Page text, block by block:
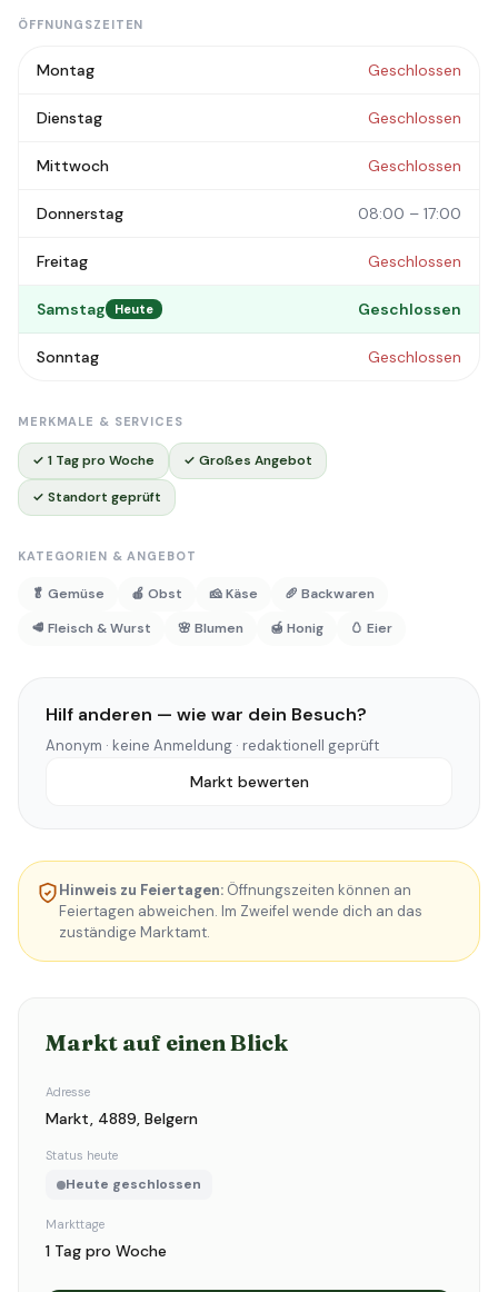
ÖFFNUNGSZEITEN
Montag Geschlossen
Dienstag Geschlossen
Mittwoch Geschlossen
Donnerstag 08:00 – 17:00
Freitag Geschlossen
Samstag Heute Geschlossen
Sonntag Geschlossen
MERKMALE & SERVICES
✓ 1 Tag pro Woche ✓ Großes Angebot
✓ Standort geprüft
KATEGORIEN & ANGEBOT
🥬 Gemüse 🍎 Obst 🧀 Käse
🥖 Backwaren
🥩 Fleisch & Wurst
🌸 Blumen 🍯 Honig 🥚 Eier
Hilf anderen — wie war dein Besuch?
Anonym · keine Anmeldung · redaktionell geprüft
Markt bewerten
Hinweis zu Feiertagen: Öffnungszeiten können an
Feiertagen abweichen. Im Zweifel wende dich an das
zuständige Marktamt.
Markt auf einen Blick
Adresse
Markt, 4889, Belgern
Status heute
Heute geschlossen
Markttage
1 Tag pro Woche